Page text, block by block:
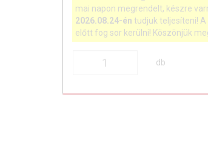
mai napon megrendelt, készre
2026.08.24-én tudjuk teljesíteni!
előtt fog sor kerülni! Köszönjük
db